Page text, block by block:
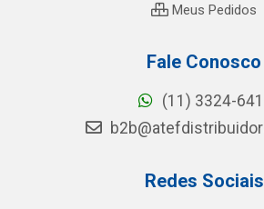
Meus Pedidos
Fale Conosco
(11) 3324-
Redes Sociais